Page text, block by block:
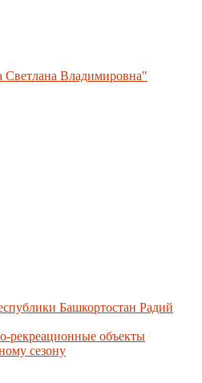
Владимировна"
Башкортостан Радий
рекреационные объекты
сезону